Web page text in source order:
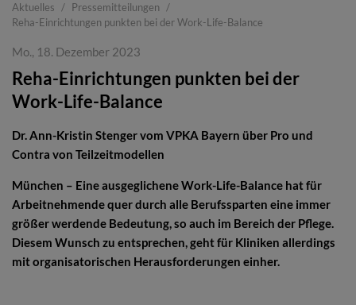
Aktuelles
Pressemitteilungen
Reha-Einrichtungen punkten bei der Work-Life-Balance
Mo., 18. Dezember 2023
Reha-Einrichtungen punkten bei der
Work-Life-Balance
Dr. Ann-Kristin Stenger vom VPKA Bayern über Pro und
Contra von Teilzeitmodellen
München – Eine ausgeglichene Work-Life-Balance hat für
Arbeitnehmende quer durch alle Berufssparten eine immer
größer werdende Bedeutung, so auch im Bereich der Pflege.
Diesem Wunsch zu entsprechen, geht für Kliniken allerdings
mit organisatorischen Herausforderungen einher.